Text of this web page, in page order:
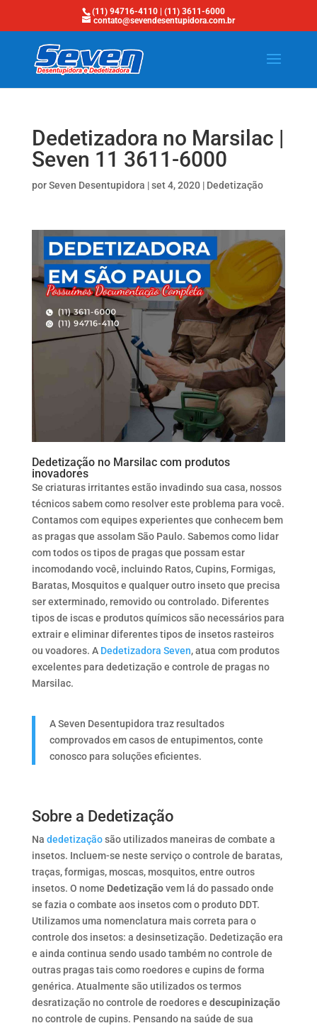
(11) 94716-4110 | (11) 3611-6000
contato@sevendesentupidora.com.br
Dedetizadora no Marsilac |
Seven 11 3611-6000
porSeven Desentupidora |set 4, 2020| Dedetização
Dedetização no Marsilac com produtos
inovadores
Se criaturas irritantes estão invadindo sua casa, nossos
técnicos sabem como resolver este problema para você.
Contamos com equipes experientes que conhecem bem
as pragas que assolam São Paulo. Sabemos como lidar
com todos os tipos de pragas que possam estar
incomodando você, incluindo Ratos, Cupins, Formigas,
Baratas, Mosquitos e qualquer outro inseto que precisa
ser exterminado, removido ou controlado. Diferentes
tipos de iscas e produtos químicos são necessários para
extrair e eliminar diferentes tipos de insetos rasteiros
ou voadores. A Dedetizadora Seven, atua com produtos
excelentes para dedetização e controle de pragas no
Marsilac.
A Seven Desentupidora traz resultados
comprovados em casos de entupimentos, conte
conosco para soluções eficientes.
Sobre a Dedetização
Na dedetizaçãosão utilizados maneiras de combate a
insetos. Incluem-se neste serviço o controle de baratas,
traças, formigas, moscas, mosquitos, entre outros
insetos. O nome Dedetizaçãovem lá do passado onde
se fazia o combate aos insetos com o produto DDT.
Utilizamos uma nomenclatura mais correta para o
controle dos insetos: a desinsetização. Dedetização era
e ainda continua sendo usado também no controle de
outras pragas tais como roedores e cupins de forma
genérica. Atualmente são utilizados os termos
desratização no controle de roedores e descupinização
no controle de cupins. Pensando na saúde de sua